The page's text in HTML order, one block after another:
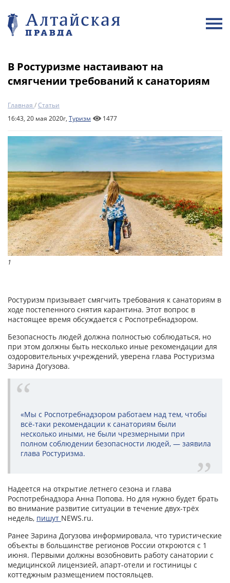
В Ростуризме настаивают на
смягчении требований к санаториям
Главная /Статьи
16:43, 20 мая 2020г, Туризм 1477
1
Ростуризм призывает смягчить требования к санаториям в
ходе постепенного снятия карантина. Этот вопрос в
настоящее время обсуждается с Роспотребнадзором.
Безопасность людей должна полностью соблюдаться, но
при этом должны быть несколько иные рекомендации для
оздоровительных учреждений, уверена глава Ростуризма
Зарина Догузова.
«Мы с Роспотребнадзором работаем над тем, чтобы
всё-таки рекомендации к санаториям были
несколько иными, не были чрезмерными при
полном соблюдении безопасности людей, — заявила
глава Ростуризма.
Надеется на открытие летнего сезона и глава
Роспотребнадзора Анна Попова. Но для нужно будет брать
во внимание развитие ситуации в течение двух-трёх
недель, пишут NEWS.ru.
Ранее Зарина Догузова информировала, что туристические
объекты в большинстве регионов России откроются с 1
июня. Первыми должны возобновить работу санатории с
медицинской лицензией, апарт-отели и гостиницы с
коттеджным размещением постояльцев.